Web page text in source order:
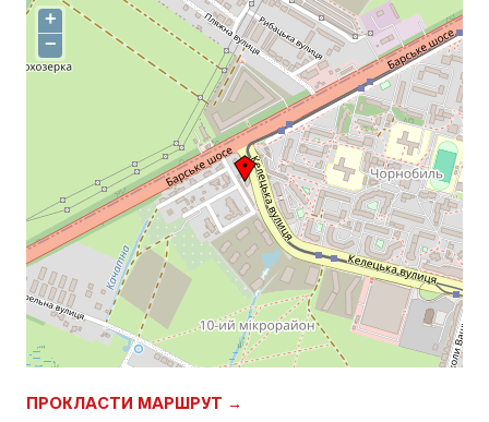
+
−
ПРОКЛАСТИ МАРШРУТ →